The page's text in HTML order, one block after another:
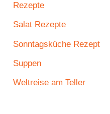
Rezepte
Salat Rezepte
Sonntagsküche Rezept
Suppen
Weltreise am Teller